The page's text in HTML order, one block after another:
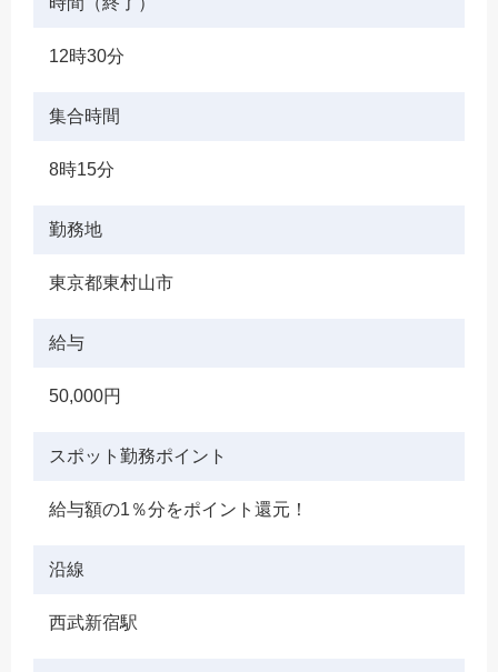
12時30分
集合時間
8時15分
勤務地
東京都東村山市
給与
50,000円
スポット勤務ポイント
給与額の1％分をポイント還元！
沿線
西武新宿駅